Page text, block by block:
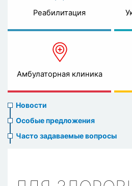
Реабилитация
Амбулаторная клиника
News
menu
Новости
Особые предложения
Часто задаваемые вопросы